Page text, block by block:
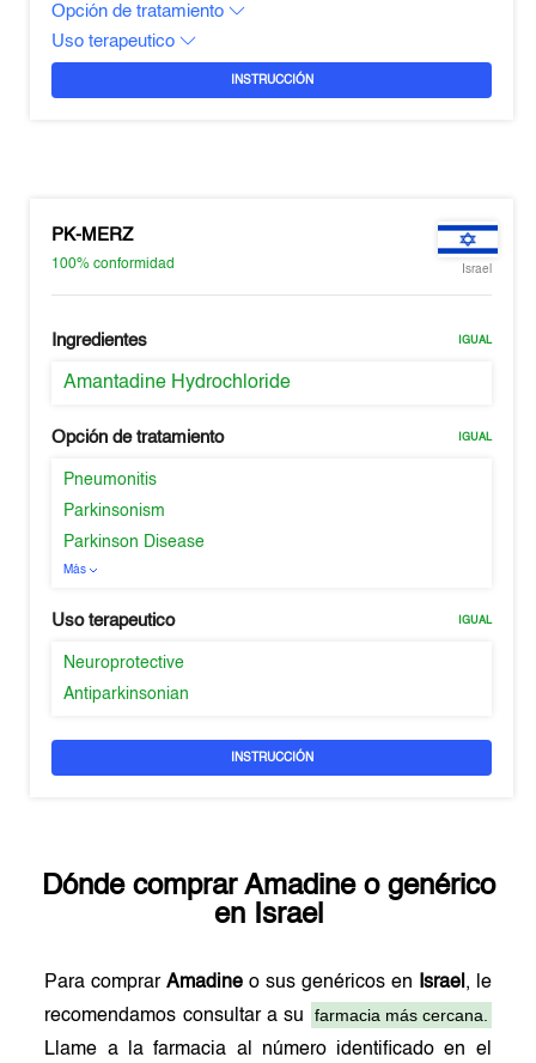
Opción de tratamiento
Uso terapeutico
INSTRUCCIÓN
PK-MERZ
100%conformidad Israel
Ingredientes IGUAL
Amantadine Hydrochloride
Opción de tratamiento IGUAL
Pneumonitis
Parkinsonism
Parkinson Disease
Más
Uso terapeutico IGUAL
Neuroprotective
Antiparkinsonian
INSTRUCCIÓN
Dónde comprar Amadineo genérico
en Israel
Para comprarAmadine o sus genéricos en Israel , le
recomendamos consultar a su
farmacia más cercana.
Llame a la farmacia al número identificado en el